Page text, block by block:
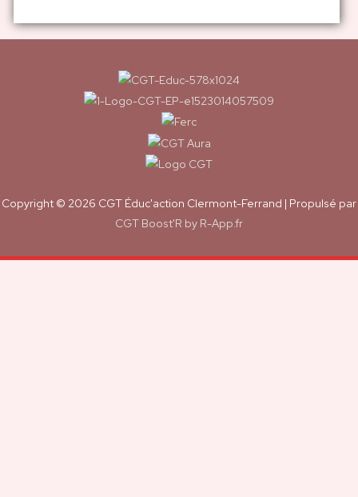
Copyright © 2026 CGT Éduc'action Clermont-Ferrand | Propulsé par
CGT Boost'R by R-App.fr